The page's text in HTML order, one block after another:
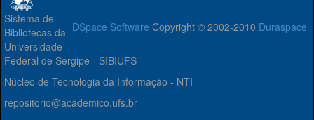
DSpace Software Copyright © 2002-2010 Duraspace
Sistema de
Bibliotecas da
Universidade
Federal de Sergipe - SIBIUFS
Núcleo de Tecnologia da Informação - NTI
repositorio@academico.ufs.br